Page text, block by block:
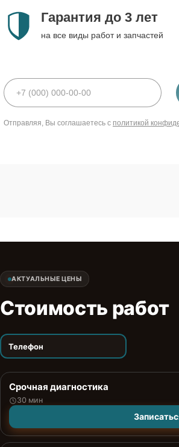
Гарантия до 3 лет
на все виды работ и запчастей
Отправляя, Вы соглашаетесь с политикой
АКТУАЛЬНЫЕ ЦЕНЫ
Стоимость работ
Телефон
Срочная диагностика
30 мин